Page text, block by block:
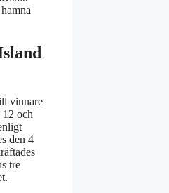
vinnare
och
den 4
tre